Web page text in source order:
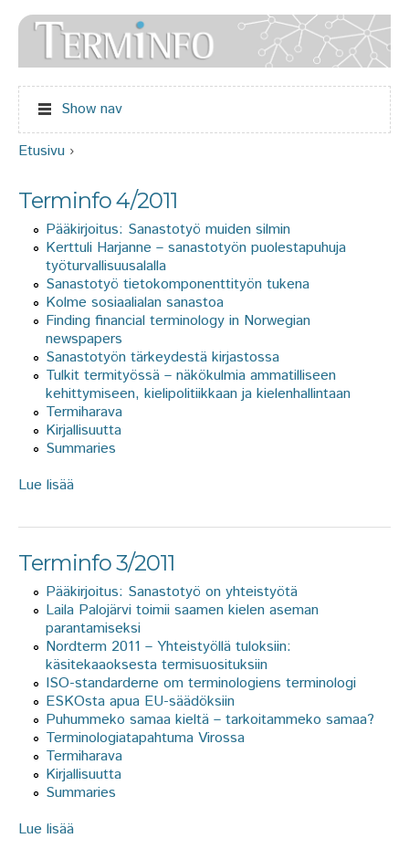
Jump to navigation
Show nav
Etusivu ›
Terminfo 4/2011
Pääkirjoitus: Sanastotyö muiden silmin
Kerttuli Harjanne – sanastotyön puolestapuhuja
työturvallisuusalalla
Sanastotyö tietokomponenttityön tukena
Kolme sosiaalialan sanastoa
Finding financial terminology in Norwegian
newspapers
Sanastotyön tärkeydestä kirjastossa
Tulkit termityössä – näkökulmia ammatilliseen
kehittymiseen, kielipolitiikkaan ja kielenhallintaan
Termiharava
Kirjallisuutta
Summaries
Lue lisää
Terminfo 3/2011
Pääkirjoitus: Sanastotyö on yhteistyötä
Laila Palojärvi toimii saamen kielen aseman
parantamiseksi
Nordterm 2011 – Yhteistyöllä tuloksiin:
käsitekaaoksesta termisuosituksiin
ISO-standarderne om terminologiens terminologi
ESKOsta apua EU-säädöksiin
Puhummeko samaa kieltä – tarkoitammeko samaa?
Terminologiatapahtuma Virossa
Termiharava
Kirjallisuutta
Summaries
Lue lisää